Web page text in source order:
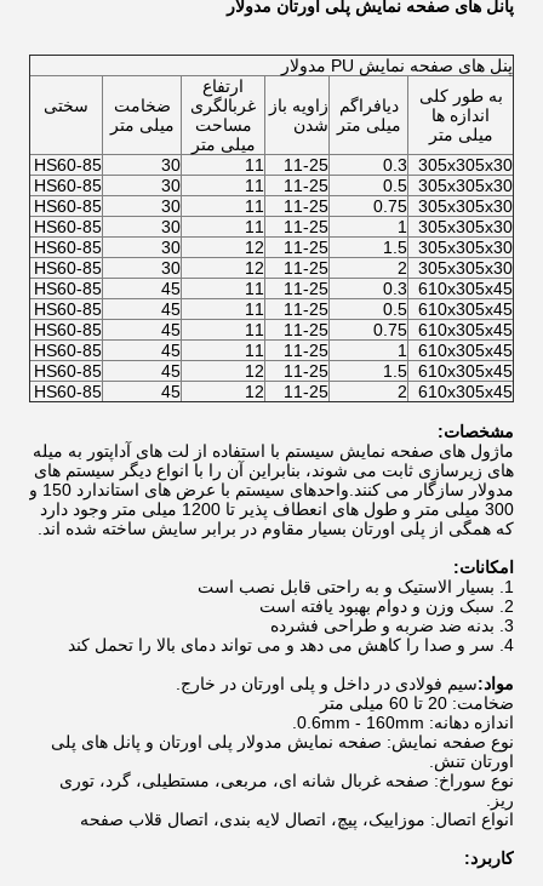
پانل های صفحه نمایش پلی اورتان مدولار
پنل های صفحه نمایش PU مدولار
به طور کلی
اندازه ها
میلی متر
دیافراگم
میلی متر
زاویه باز
شدن
ارتفاع
غربالگری
مساحت
میلی متر
ضخامت
میلی متر
سختی
305x305x30
0.3
11-25
11
30
HS60-85
305x305x30
0.5
11-25
11
30
HS60-85
305x305x30
0.75
11-25
11
30
HS60-85
305x305x30
1
11-25
11
30
HS60-85
305x305x30
1.5
11-25
12
30
HS60-85
305x305x30
2
11-25
12
30
HS60-85
610x305x45
0.3
11-25
11
45
HS60-85
610x305x45
0.5
11-25
11
45
HS60-85
610x305x45
0.75
11-25
11
45
HS60-85
610x305x45
1
11-25
11
45
HS60-85
610x305x45
1.5
11-25
12
45
HS60-85
610x305x45
2
11-25
12
45
HS60-85
مشخصات:
ماژول های صفحه نمایش سیستم با استفاده از لت های آداپتور به میله
های زیرسازی ثابت می شوند، بنابراین آن را با انواع دیگر سیستم های
مدولار سازگار می کنند.واحدهای سیستم با عرض های استاندارد 150 و
300 میلی متر و طول های انعطاف پذیر تا 1200 میلی متر وجود دارد
که همگی از پلی اورتان بسیار مقاوم در برابر سایش ساخته شده اند.
امکانات:
1. بسیار الاستیک و به راحتی قابل نصب است
2. سبک وزن و دوام بهبود یافته است
3. بدنه ضد ضربه و طراحی فشرده
4. سر و صدا را کاهش می دهد و می تواند دمای بالا را تحمل کند
مواد:سیم فولادی در داخل و پلی اورتان در خارج.
ضخامت: 20 تا 60 میلی متر
اندازه دهانه: 0.6mm - 160mm.
نوع صفحه نمایش: صفحه نمایش مدولار پلی اورتان و پانل های پلی
اورتان تنش.
نوع سوراخ: صفحه غربال شانه ای، مربعی، مستطیلی، گرد، توری
ریز.
انواع اتصال: موزاییک، پیچ، اتصال لایه بندی، اتصال قلاب صفحه
کاربرد: